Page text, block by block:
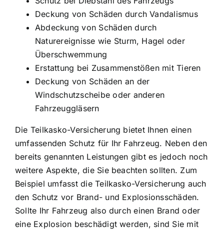
Deckung von Schäden durch Vandalismus
Abdeckung von Schäden durch
Naturereignisse wie Sturm, Hagel oder
Überschwemmung
Erstattung bei Zusammenstößen mit Tieren
Deckung von Schäden an der
Windschutzscheibe oder anderen
Fahrzeuggläsern
Die Teilkasko-Versicherung bietet Ihnen einen
umfassenden Schutz für Ihr Fahrzeug. Neben den
bereits genannten Leistungen gibt es jedoch noch
weitere Aspekte, die Sie beachten sollten. Zum
Beispiel umfasst die Teilkasko-Versicherung auch
den Schutz vor Brand- und Explosionsschäden.
Sollte Ihr Fahrzeug also durch einen Brand oder
eine Explosion beschädigt werden, sind Sie mit